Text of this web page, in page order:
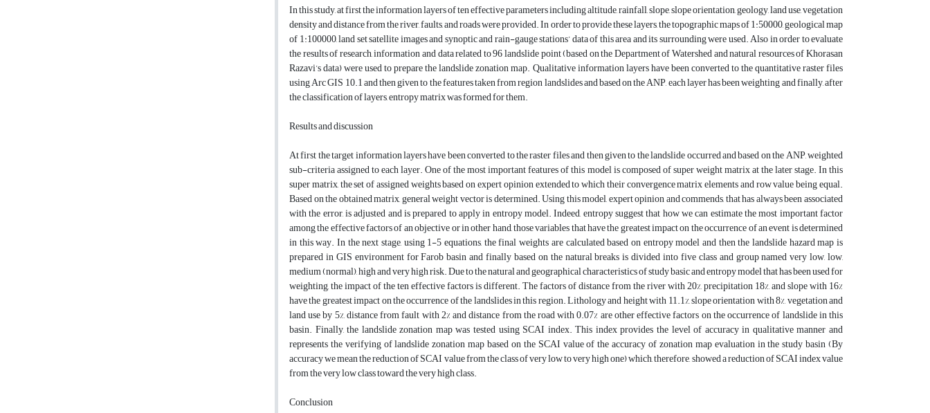
In this study, at first the information layers of ten effective parameters including altitude, rainfall, slope, slope orientation, geology, land use, vegetation
density and distance from the river, faults, and roads were provided. In order to provide these layers, the topographic maps of 1:50000, geological map
of 1:100000, land set satellite images and synoptic and rain-gauge stations’ data of this area and its surrounding were used. Also in order to evaluate
the results of research, information and data related to 96 landslide point (based on the Department of Watershed and natural resources of Khorasan
Razavi’s data) were used to prepare the landslide zonation map. Qualitative information layers have been converted to the quantitative raster files
using Arc GIS 10.1 and then given to the features taken from region landslides and based on the ANP, each layer has been weighting and finally, after
the classification of layers, entropy matrix was formed for them.
Results and discussion
At first the target information layers have been converted to the raster files and then given to the landslide occurred and based on the ANP, weighted
sub-criteria assigned to each layer. One of the most important features of this model is composed of super weight matrix at the later stage. In this
super matrix, the set of assigned weights based on expert opinion extended to which their convergence matrix elements and row value being equal.
Based on the obtained matrix, general weight vector is determined. Using this model, expert opinion and commends, that has always been associated
with the error, is adjusted and is prepared to apply in entropy model. Indeed, entropy suggest that how we can estimate the most important factor
among the effective factors of an objective or in other hand, those variables that have the greatest impact on the occurrence of an event is determined
in this way. In the next stage, using 1-5 equations, the final weights are calculated based on entropy model and then the landslide hazard map is
prepared in GIS environment for Farob basin and finally based on the natural breaks is divided into five class and group named very low, low,
medium (normal), high and very high risk. Due to the natural and geographical characteristics of study basic and entropy model that has been used for
weighting, the impact of the ten effective factors is different. The factors of distance from the river with 20%, precipitation 18%, and slope with 16%
have the greatest impact on the occurrence of the landslides in this region. Lithology and height with 11.1%, slope orientation with 8%, vegetation and
land use by 5%, distance from fault with 2% and distance from the road with 0.07% are other effective factors on the occurrence of landslide in this
basin. Finally, the landslide zonation map was tested using SCAI index. This index provides the level of accuracy in qualitative manner and
represents the verifying of landslide zonation map based on the SCAI value of the accuracy of zonation map evaluation in the study basin (By
accuracy we mean the reduction of SCAI value from the class of very low to very high one) which, therefore, showed a reduction of SCAI index value
from the very low class toward the very high class.
Conclusion